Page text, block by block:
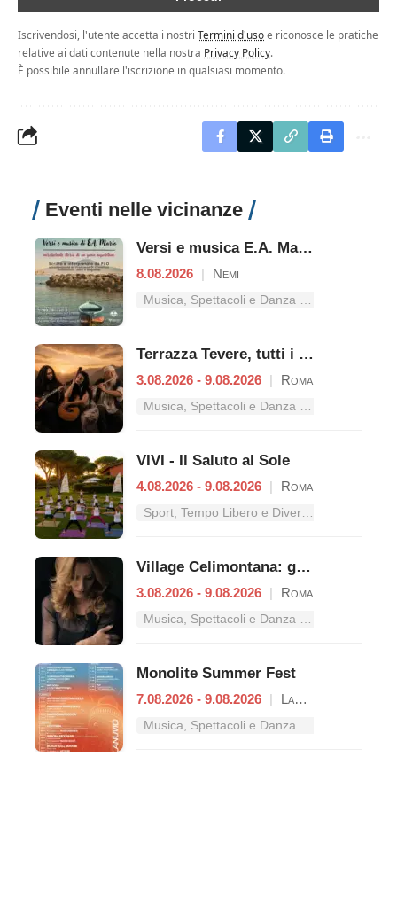
Iscrivendosi, l'utente accetta i nostri Termini d'usoe riconosce le pratiche
relative ai dati contenute nella nostra Privacy Policy.
È possibile annullare l'iscrizione in qualsiasi momento.
Eventi nelle vicinanze
Versi e musica E.A. Mario - Mirabolante storia di un genio napoletano
8.08.2026 | Nemi
Terrazza Tevere, tutti i concerti dal 3 al 9 agosto
3.08.2026 - 9.08.2026 | Roma
VIVI - Il Saluto al Sole
4.08.2026 - 9.08.2026 | Roma
Village Celimontana: gli appuntamenti dal 3 al 9 agosto
3.08.2026 - 9.08.2026 | Roma
Monolite Summer Fest
7.08.2026 - 9.08.2026 | Lanuvio